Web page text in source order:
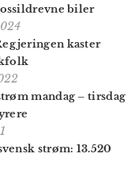
biler
kaster
mandag – tirsdag
strøm: 13.520